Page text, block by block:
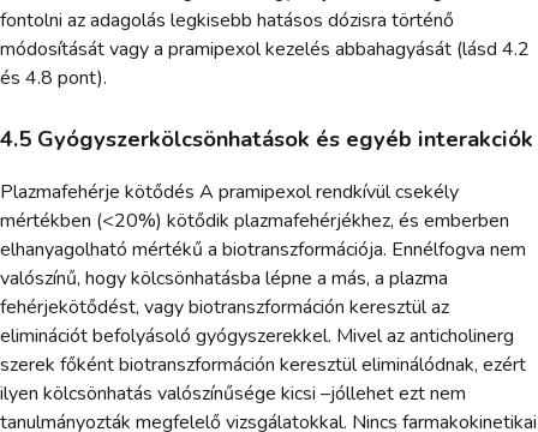
fontolni az adagolás legkisebb hatásos dózisra történő
módosítását vagy a pramipexol kezelés abbahagyását (lásd 4.2
és 4.8 pont).
4.5 Gyógyszerkölcsönhatások és egyéb interakciók
Plazmafehérje kötődés A pramipexol rendkívül csekély
mértékben (<20%) kötődik plazmafehérjékhez, és emberben
elhanyagolható mértékű a biotranszformációja. Ennélfogva nem
valószínű, hogy kölcsönhatásba lépne a más, a plazma
fehérjekötődést, vagy biotranszformáción keresztül az
eliminációt befolyásoló gyógyszerekkel. Mivel az anticholinerg
szerek főként biotranszformáción keresztül eliminálódnak, ezért
ilyen kölcsönhatás valószínűsége kicsi –jóllehet ezt nem
tanulmányozták megfelelő vizsgálatokkal. Nincs farmakokinetikai